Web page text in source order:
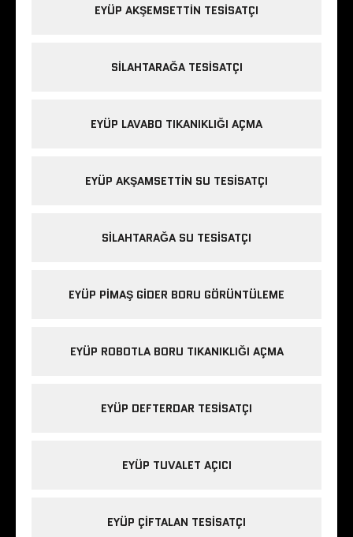
EYÜP AKŞEMSETTIN TESISATÇI
SILAHTARAĞA TESISATÇI
EYÜP LAVABO TIKANIKLIĞI AÇMA
EYÜP AKŞAMSETTIN SU TESISATÇI
SILAHTARAĞA SU TESISATÇI
EYÜP PIMAŞ GIDER BORU GÖRÜNTÜLEME
EYÜP ROBOTLA BORU TIKANIKLIĞI AÇMA
EYÜP DEFTERDAR TESISATÇI
EYÜP TUVALET AÇICI
EYÜP ÇIFTALAN TESISATÇI